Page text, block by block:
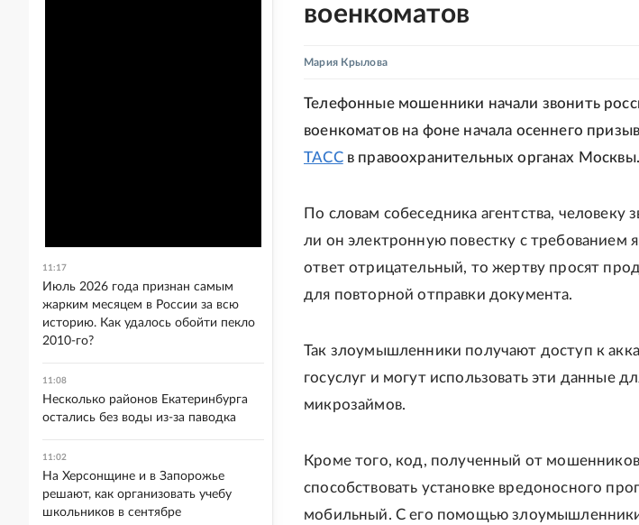
военкоматов
Мария Крылова
Телефонные мошенники начали звонить
военкоматов на фоне начала осеннего
ТАССв правоохранительных органах Москвы.
По словам собеседника агентства, человеку
ли он электронную повестку с требованием
ответ отрицательный, то жертву просят
для повторной отправки документа.
Так злоумышленники получают доступ к
госуслуг и могут использовать эти данные
микрозаймов.
Кроме того, код, полученный от
способствовать установке вредоносного
мобильный. С его помощью
11:17
Июль 2026 года признан самым
жарким месяцем в России за всю
историю. Как удалось обойти пекло
2010-го?
11:08
Несколько районов Екатеринбурга
остались без воды из-за паводка
11:02
На Херсонщине и в Запорожье
решают, как организовать учебу
школьников в сентябре